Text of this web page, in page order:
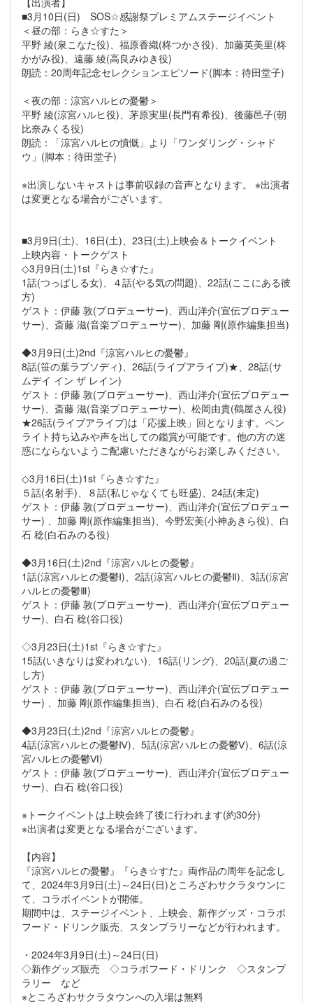
■3月10日(日) SOS☆感謝祭プレミアムステージイベント
＜昼の部：らき☆すた＞
平野 綾(泉こなた役)、福原香織(柊つかさ役)、加藤英美里(柊
かがみ役)、遠藤 綾(高良みゆき役)
朗読：20周年記念セレクションエピソード(脚本：待田堂子)
＜夜の部：涼宮ハルヒの憂鬱＞
平野 綾(涼宮ハルヒ役)、茅原実里(長門有希役)、後藤邑子(朝
比奈みくる役)
朗読：「涼宮ハルヒの憤慨」より「ワンダリング・シャド
ウ」(脚本：待田堂子)
※出演しないキャストは事前収録の音声となります。 ※出演者
は変更となる場合がございます。
■3月9日(土)、16日(土)、23日(土)上映会＆トークイベント
上映内容・トークゲスト
◇3月9日(土)1st『らき☆すた』
1話(つっぱしる女)、４話(やる気の問題)、22話(ここにある彼
方)
ゲスト：伊藤 敦(プロデューサー)、西山洋介(宣伝プロデュー
サー)、斎藤 滋(音楽プロデューサー)、加藤 剛(原作編集担当)
◆3月9日(土)2nd『涼宮ハルヒの憂鬱』
8話(笹の葉ラプソディ)、26話(ライブアライブ)★、28話(サ
ムデイ イン ザ レイン)
ゲスト：伊藤 敦(プロデューサー)、西山洋介(宣伝プロデュー
サー)、斎藤 滋(音楽プロデューサー)、松岡由貴(鶴屋さん役)
★26話(ライブアライブ)は「応援上映」回となります。ペン
ライト持ち込みや声を出しての鑑賞が可能です。他の方の迷
惑にならないようご配慮いただきながらお楽しみください。
◇3月16日(土)1st『らき☆すた』
５話(名射手)、８話(私じゃなくても旺盛)、24話(未定)
ゲスト：伊藤 敦(プロデューサー)、西山洋介(宣伝プロデュー
サー) 、加藤 剛(原作編集担当)、今野宏美(小神あきら役)、白
石 稔(白石みのる役)
◆3月16日(土)2nd『涼宮ハルヒの憂鬱』
1話(涼宮ハルヒの憂鬱Ⅰ)、2話(涼宮ハルヒの憂鬱Ⅱ)、3話(涼宮
ハルヒの憂鬱Ⅲ)
ゲスト：伊藤 敦(プロデューサー)、西山洋介(宣伝プロデュー
サー)、白石 稔(谷口役)
◇3月23日(土)1st『らき☆すた』
15話(いきなりは変われない)、16話(リング)、20話(夏の過ご
し方)
ゲスト：伊藤 敦(プロデューサー)、西山洋介(宣伝プロデュー
サー) 、加藤 剛(原作編集担当)、白石 稔(白石みのる役)
◆3月23日(土)2nd『涼宮ハルヒの憂鬱』
4話(涼宮ハルヒの憂鬱Ⅳ)、5話(涼宮ハルヒの憂鬱Ⅴ)、6話(涼
宮ハルヒの憂鬱Ⅵ)
ゲスト：伊藤 敦(プロデューサー)、西山洋介(宣伝プロデュー
サー)、白石 稔(谷口役)
※トークイベントは上映会終了後に行われます(約30分)
※出演者は変更となる場合がございます。
【内容】
『涼宮ハルヒの憂鬱』『らき☆すた』両作品の周年を記念し
て、2024年3月9日(土)～24日(日)ところざわサクラタウンに
て、コラボイベントが開催。
期間中は、ステージイベント、上映会、新作グッズ・コラボ
フード・ドリンク販売、スタンプラリーなどが行われます。
・2024年3月9日(土)～24日(日)
◇新作グッズ販売 ◇コラボフード・ドリンク ◇スタンプ
ラリー など
※ところざわサクラタウンへの入場は無料